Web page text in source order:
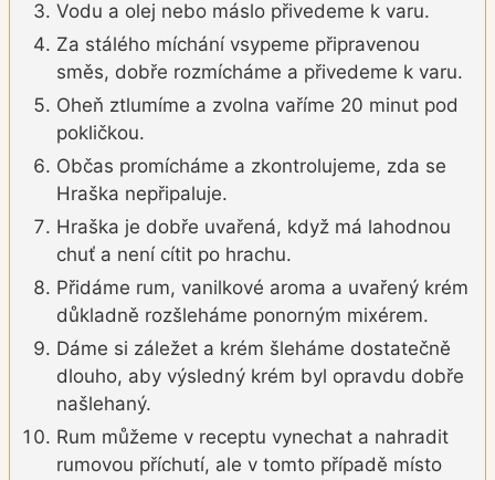
Vodu a olej nebo máslo přivedeme k varu.
Za stálého míchání vsypeme připravenou
směs, dobře rozmícháme a přivedeme k varu.
Oheň ztlumíme a zvolna vaříme 20 minut pod
pokličkou.
Občas promícháme a zkontrolujeme, zda se
Hraška nepřipaluje.
Hraška je dobře uvařená, když má lahodnou
chuť a není cítit po hrachu.
Přidáme rum, vanilkové aroma a uvařený krém
důkladně rozšleháme ponorným mixérem.
Dáme si záležet a krém šleháme dostatečně
dlouho, aby výsledný krém byl opravdu dobře
našlehaný.
Rum můžeme v receptu vynechat a nahradit
rumovou příchutí, ale v tomto případě místo